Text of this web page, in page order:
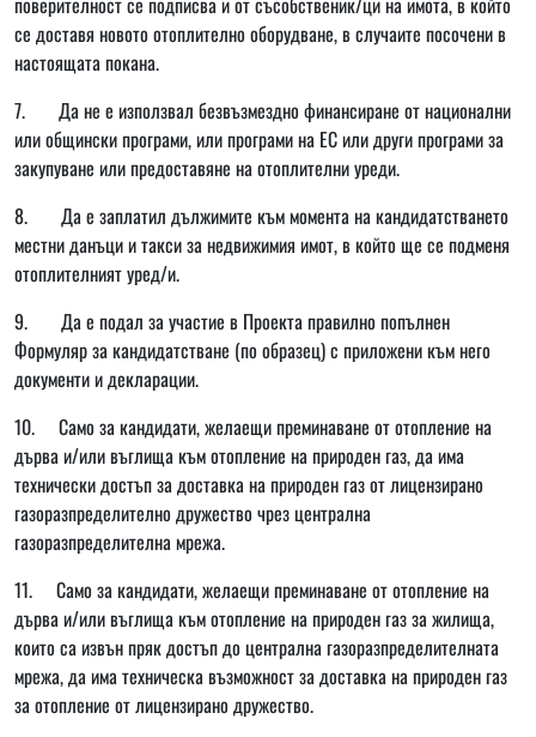
се доставя новото отоплително оборудване, в случаите посочени в
настоящата покана.
7. Да не е използвал безвъзмездно финансиране от национални
или общински програми, или програми на ЕС или други програми за
закупуване или предоставяне на отоплителни уреди.
8. Да е заплатил дължимите към момента на кандидатстването
местни данъци и такси за недвижимия имот, в който ще се подменя
отоплителният уред/и.
9. Да е подал за участие в Проекта правилно попълнен
Формуляр за кандидатстване (по образец) с приложени към него
документи и декларации.
10. Само за кандидати, желаещи преминаване от отопление на
дърва и/или въглища към отопление на природен газ, да има
технически достъп за доставка на природен газ от лицензирано
газоразпределително дружество чрез централна
газоразпределителна мрежа.
11. Само за кандидати, желаещи преминаване от отопление на
дърва и/или въглища към отопление на природен газ за жилища,
които са извън пряк достъп до централна газоразпределителната
мрежа, да има техническа възможност за доставка на природен газ
за отопление от лицензирано дружество.